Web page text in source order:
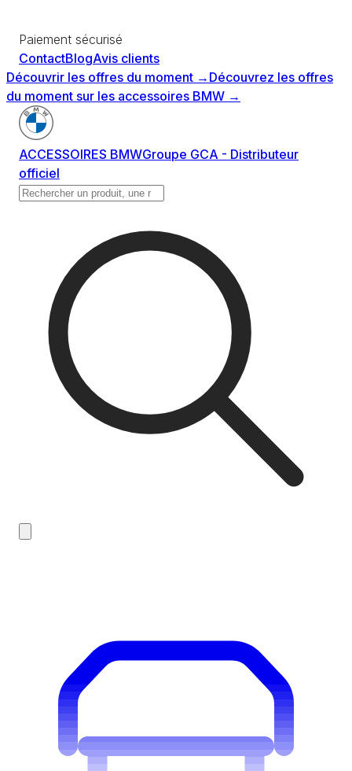
Paiement sécurisé
ContactBlogAvis clients
Découvrir les offres du moment → Découvrez les offres
du moment sur les accessoires BMW →
ACCESSOIRES BMWGroupe GCA - Distributeur
officiel